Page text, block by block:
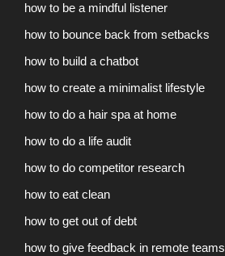
how to be a mindful listener
how to bounce back from setbacks
how to build a chatbot
how to create a minimalist lifestyle
how to do a hair spa at home
how to do a life audit
how to do competitor research
how to eat clean
how to get out of debt
how to give feedback in remote teams